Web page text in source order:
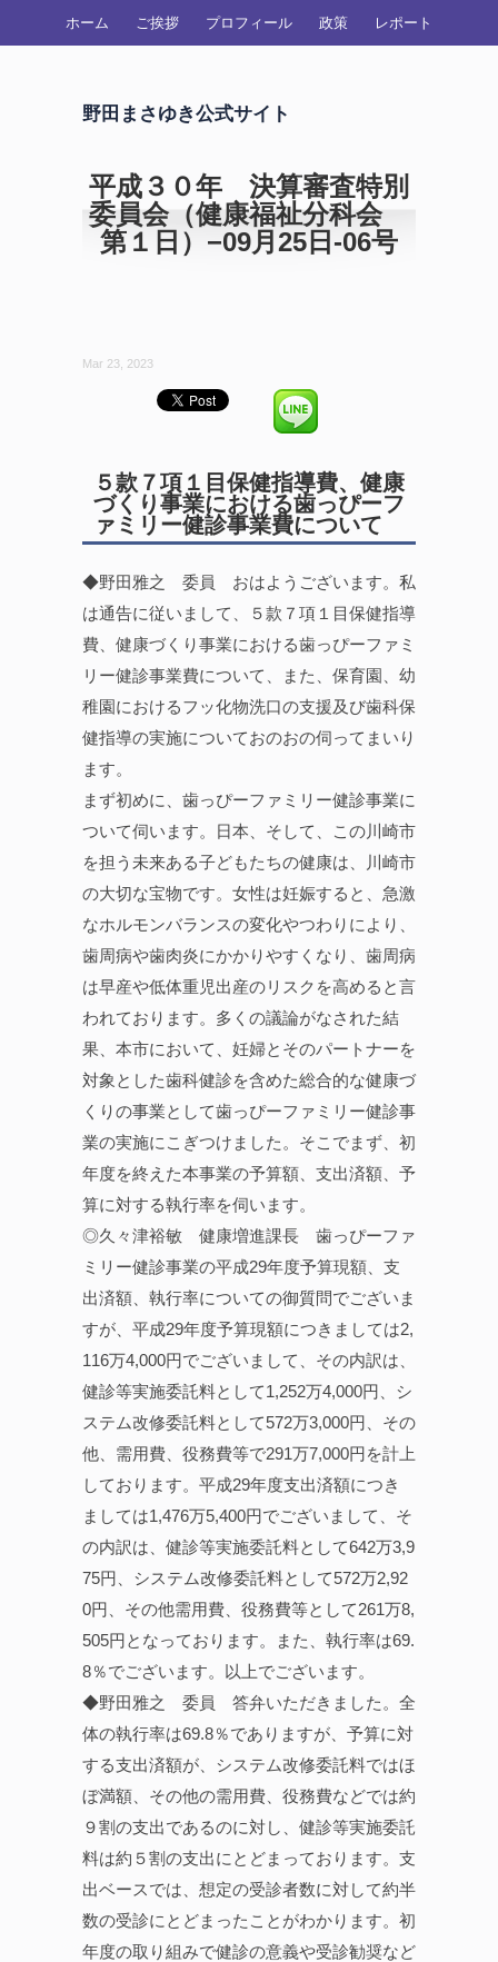
ホーム ご挨拶 プロフィール 政策 レポート
野田まさゆき公式サイト
平成３０年 決算審査特別
委員会（健康福祉分科会
第１日）−09月25日-06号
Mar 23, 2023
５款７項１目保健指導費、健康
づくり事業における歯っぴーフ
ァミリー健診事業費について
◆野田雅之 委員 おはようございます。私
は通告に従いまして、５款７項１目保健指導
費、健康づくり事業における歯っぴーファミ
リー健診事業費について、また、保育園、幼
稚園におけるフッ化物洗口の支援及び歯科保
健指導の実施についておのおの伺ってまいり
ます。
まず初めに、歯っぴーファミリー健診事業に
ついて伺います。日本、そして、この川崎市
を担う未来ある子どもたちの健康は、川崎市
の大切な宝物です。女性は妊娠すると、急激
なホルモンバランスの変化やつわりにより、
歯周病や歯肉炎にかかりやすくなり、歯周病
は早産や低体重児出産のリスクを高めると言
われております。多くの議論がなされた結
果、本市において、妊婦とそのパートナーを
対象とした歯科健診を含めた総合的な健康づ
くりの事業として歯っぴーファミリー健診事
業の実施にこぎつけました。そこでまず、初
年度を終えた本事業の予算額、支出済額、予
算に対する執行率を伺います。
◎久々津裕敏 健康増進課長 歯っぴーファ
ミリー健診事業の平成29年度予算現額、支
出済額、執行率についての御質問でございま
すが、平成29年度予算現額につきましては2,
116万4,000円でございまして、その内訳は、
健診等実施委託料として1,252万4,000円、シ
ステム改修委託料として572万3,000円、その
他、需用費、役務費等で291万7,000円を計上
しております。平成29年度支出済額につき
ましては1,476万5,400円でございまして、そ
の内訳は、健診等実施委託料として642万3,9
75円、システム改修委託料として572万2,92
0円、その他需用費、役務費等として261万8,
505円となっております。また、執行率は69.
8％でございます。以上でございます。
◆野田雅之 委員 答弁いただきました。全
体の執行率は69.8％でありますが、予算に対
する支出済額が、システム改修委託料ではほ
ぼ満額、その他の需用費、役務費などでは約
９割の支出であるのに対し、健診等実施委託
料は約５割の支出にとどまっております。支
出ベースでは、想定の受診者数に対して約半
数の受診にとどまったことがわかります。初
年度の取り組みで健診の意義や受診勧奨など